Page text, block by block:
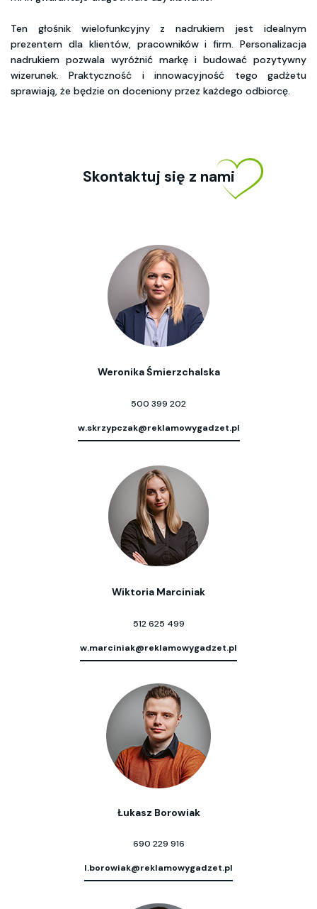
Ten głośnik wielofunkcyjny z nadrukiem jest idealnym
prezentem dla klientów, pracowników i firm. Personalizacja
nadrukiem pozwala wyróżnić markę i budować pozytywny
wizerunek. Praktyczność i innowacyjność tego gadżetu
sprawiają, że będzie on doceniony przez każdego odbiorcę.
Skontaktuj się z nami
Weronika Śmierzchalska
500 399 202
w.skrzypczak@reklamowygadzet.pl
Wiktoria Marciniak
512 625 499
w.marciniak@reklamowygadzet.pl
Łukasz Borowiak
690 229 916
l.borowiak@reklamowygadzet.pl